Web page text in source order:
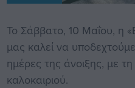
Το Σάββατο, 10 Μαΐου, η
μας καλεί να
ημέρες της άνοιξης, με
καλοκαιριού.